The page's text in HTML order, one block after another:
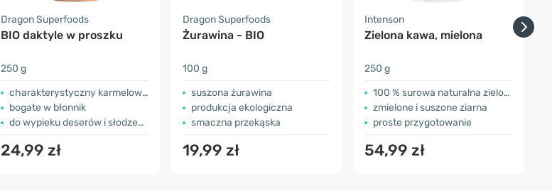
Dragon Superfoods
BIO daktyle w proszku
250 g
charakterystyczny karmelowy smak
bogate w błonnik
do wypieku deserów i słodzenia
24,99 zł
Dragon Superfoods
Żurawina - BIO
100 g
suszona żurawina
produkcja ekologiczna
smaczna przekąska
19,99 zł
Intenson
Zielona kawa, mielona
250 g
100 % surowa naturalna zielona kawa
zmielone i suszone ziarna
proste przygotowanie
54,99 zł